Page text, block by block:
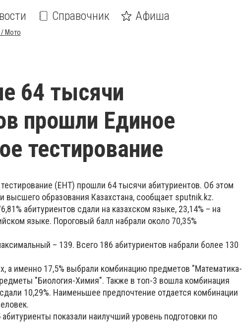
Справочник Афиша
/ Мото
64 тысячи
прошли Единое
тестирование
(ЕНТ) прошли 64 тысячи абитуриентов. Об этом
высшего образования Казахстана, сообщает sputnik.kz.
абитуриентов сдали на казахском языке, 23,14% – на
языке. Пороговый балл набрали около 70,35%
– 139. Всего 186 абитуриентов набрали более 130
а именно 17,5% выбрали комбинацию предметов "Математика-
"Биология-Химия". Также в топ-3 вошла комбинация
10,29%. Наименьшее предпочтение отдается комбинации
показали наилучший уровень подготовки по